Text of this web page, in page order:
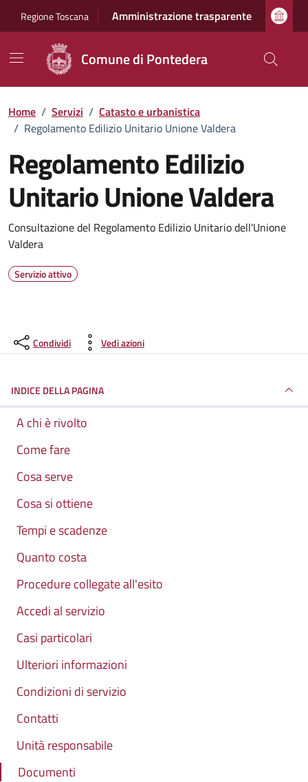
Regione Toscana Amministrazione trasparente
Comune di Pontedera
Home / Servizi / Catasto e urbanistica
/ Regolamento Edilizio Unitario Unione Valdera
Regolamento Edilizio
Unitario Unione Valdera
Dettagli del servizio
Consultazione del Regolamento Edilizio Unitario dell'Unione
Valdera
Servizio attivo
Condividi Vedi azioni
INDICE DELLA PAGINA
A chi è rivolto
Come fare
Cosa serve
Cosa si ottiene
Tempi e scadenze
Quanto costa
Procedure collegate all'esito
Accedi al servizio
Casi particolari
Ulteriori informazioni
Condizioni di servizio
Contatti
Unità responsabile
Documenti